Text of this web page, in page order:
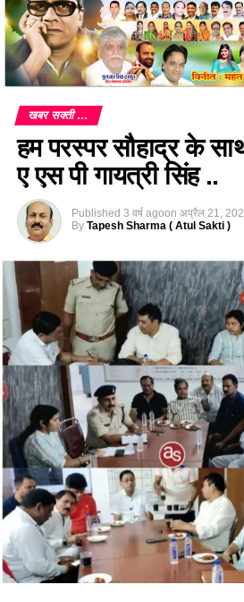
खबर सक्ती ...
हम परस्पर सौहाद्र के
ए एस पी गायत्री सिंह ..
Published 3 वर्ष agoon अप्रैल 21,
By Tapesh Sharma ( Atul Sakti )